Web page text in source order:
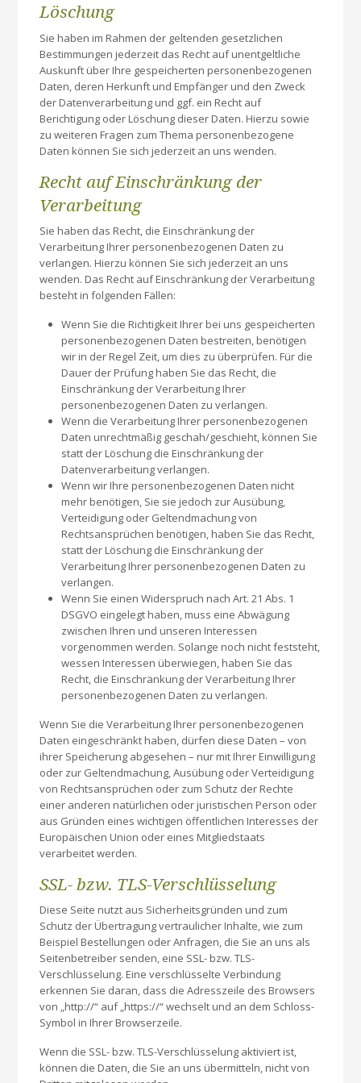
Löschung
Sie haben im Rahmen der geltenden gesetzlichen
Bestimmungen jederzeit das Recht auf unentgeltliche
Auskunft über Ihre gespeicherten personenbezogenen
Daten, deren Herkunft und Empfänger und den Zweck
der Datenverarbeitung und ggf. ein Recht auf
Berichtigung oder Löschung dieser Daten. Hierzu sowie
zu weiteren Fragen zum Thema personenbezogene
Daten können Sie sich jederzeit an uns wenden.
Recht auf Einschränkung der
Verarbeitung
Sie haben das Recht, die Einschränkung der
Verarbeitung Ihrer personenbezogenen Daten zu
verlangen. Hierzu können Sie sich jederzeit an uns
wenden. Das Recht auf Einschränkung der Verarbeitung
besteht in folgenden Fällen:
Wenn Sie die Richtigkeit Ihrer bei uns gespeicherten
personenbezogenen Daten bestreiten, benötigen
wir in der Regel Zeit, um dies zu überprüfen. Für die
Dauer der Prüfung haben Sie das Recht, die
Einschränkung der Verarbeitung Ihrer
personenbezogenen Daten zu verlangen.
Wenn die Verarbeitung Ihrer personenbezogenen
Daten unrechtmäßig geschah/geschieht, können Sie
statt der Löschung die Einschränkung der
Datenverarbeitung verlangen.
Wenn wir Ihre personenbezogenen Daten nicht
mehr benötigen, Sie sie jedoch zur Ausübung,
Verteidigung oder Geltendmachung von
Rechtsansprüchen benötigen, haben Sie das Recht,
statt der Löschung die Einschränkung der
Verarbeitung Ihrer personenbezogenen Daten zu
verlangen.
Wenn Sie einen Widerspruch nach Art. 21 Abs. 1
DSGVO eingelegt haben, muss eine Abwägung
zwischen Ihren und unseren Interessen
vorgenommen werden. Solange noch nicht feststeht,
wessen Interessen überwiegen, haben Sie das
Recht, die Einschränkung der Verarbeitung Ihrer
personenbezogenen Daten zu verlangen.
Wenn Sie die Verarbeitung Ihrer personenbezogenen
Daten eingeschränkt haben, dürfen diese Daten – von
ihrer Speicherung abgesehen – nur mit Ihrer Einwilligung
oder zur Geltendmachung, Ausübung oder Verteidigung
von Rechtsansprüchen oder zum Schutz der Rechte
einer anderen natürlichen oder juristischen Person oder
aus Gründen eines wichtigen öffentlichen Interesses der
Europäischen Union oder eines Mitgliedstaats
verarbeitet werden.
SSL- bzw. TLS-Verschlüsselung
Diese Seite nutzt aus Sicherheitsgründen und zum
Schutz der Übertragung vertraulicher Inhalte, wie zum
Beispiel Bestellungen oder Anfragen, die Sie an uns als
Seitenbetreiber senden, eine SSL- bzw. TLS-
Verschlüsselung. Eine verschlüsselte Verbindung
erkennen Sie daran, dass die Adresszeile des Browsers
von „http://“ auf „https://“ wechselt und an dem Schloss-
Symbol in Ihrer Browserzeile.
Wenn die SSL- bzw. TLS-Verschlüsselung aktiviert ist,
können die Daten, die Sie an uns übermitteln, nicht von